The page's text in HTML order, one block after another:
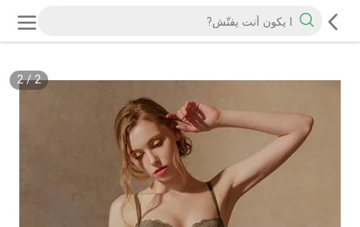
2
/
2